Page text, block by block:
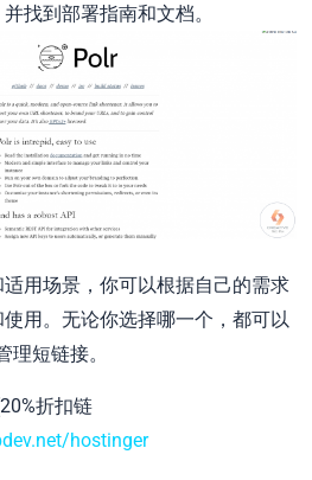
找到部署指南和文档。
用场景，你可以根据自己的需求
用。无论你选择哪一个，都可以
理短链接。
折扣链
hostinger